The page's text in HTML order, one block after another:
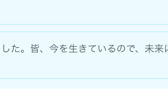
た。皆、今を生きているので、未